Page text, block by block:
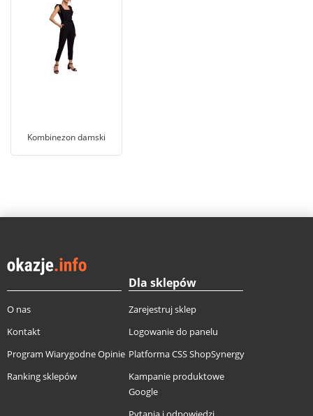
Kombinezon damski
O nas
Kontakt
Program Wiarygodne Opinie
Ranking sklepów
Dla sklepów
Zarejestruj sklep
Logowanie do panelu
Platforma CSS ShopSynergy
Kampanie produktowe
Google